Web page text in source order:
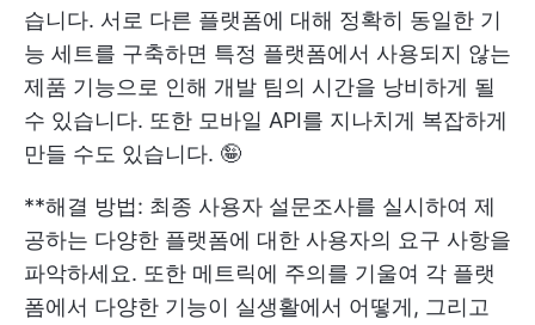
습니다. 서로 다른 플랫폼에 대해 정확히 동일한 기
능 세트를 구축하면 특정 플랫폼에서 사용되지 않는
제품 기능으로 인해 개발 팀의 시간을 낭비하게 될
수 있습니다. 또한 모바일 API를 지나치게 복잡하게
만들 수도 있습니다. 🤪
**해결 방법: 최종 사용자 설문조사를 실시하여 제
공하는 다양한 플랫폼에 대한 사용자의 요구 사항을
파악하세요. 또한 메트릭에 주의를 기울여 각 플랫
폼에서 다양한 기능이 실생활에서 어떻게, 그리고